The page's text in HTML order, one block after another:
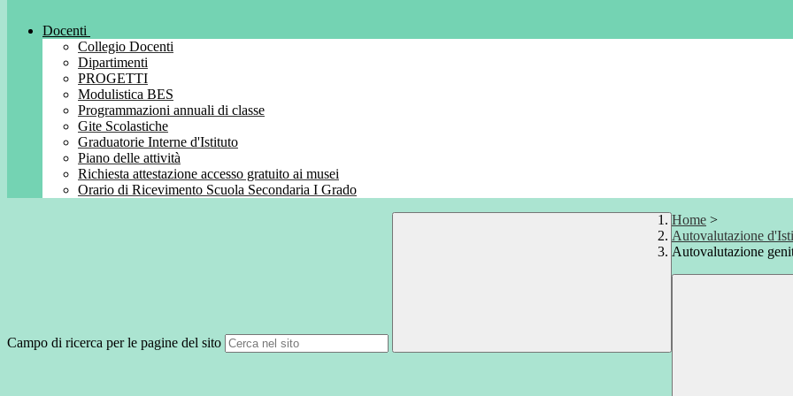
Docenti
Collegio Docenti
Dipartimenti
PROGETTI
Modulistica BES
Programmazioni annuali di classe
Gite Scolastiche
Graduatorie Interne d'Istituto
Piano delle attività
Richiesta attestazione accesso gratuito ai musei
Orario di Ricevimento Scuola Secondaria I Grado
Campo di ricerca per le pagine del sito
Home >
Autovalutazione
Autovalutazione